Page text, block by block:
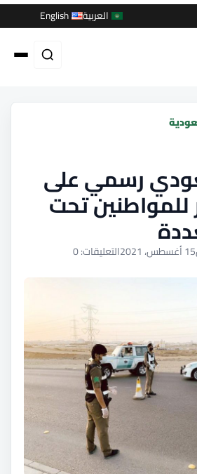
العربية English
رسمي على
تحت
15 أغسطس، 2021 التعليقات: 0